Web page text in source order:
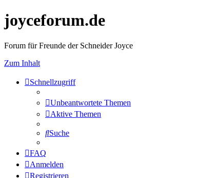
joyceforum.de
Forum für Freunde der Schneider Joyce
Zum Inhalt
Schnellzugriff
Unbeantwortete Themen
Aktive Themen
Suche
FAQ
Anmelden
Registrieren